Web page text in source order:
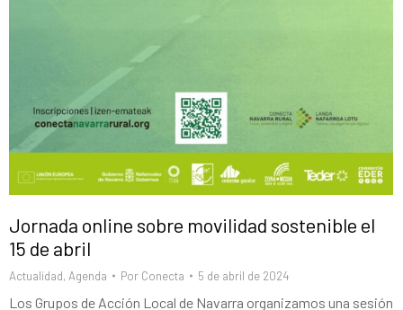
Jornada online sobre movilidad sostenible el
15 de abril
Actualidad, Agenda Por Conecta 5 de abril de 2024
Los Grupos de Acción Local de Navarra organizamos una sesión